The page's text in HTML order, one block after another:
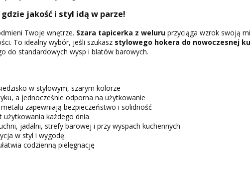
jakość i styl idą w parze!
Twoje wnętrze. Szara tapicerka z weluruprzyciąga wzrok swoją
To idealny wybór, jeśli szukasz stylowego hokera do nowoczesnej
do standardowych wysp i blatów barowych.
w stylowym, szarym kolorze
a jednocześnie odporna na użytkowanie
zapewniają bezpieczeństwo i solidność
każdego dnia
jadalni, strefy barowej i przy wyspach kuchennych
w styl i wygodę
codzienną pielęgnację